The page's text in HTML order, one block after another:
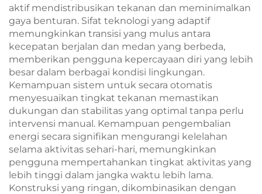
aktif mendistribusikan tekanan dan meminimalkan
gaya benturan. Sifat teknologi yang adaptif
memungkinkan transisi yang mulus antara
kecepatan berjalan dan medan yang berbeda,
memberikan pengguna kepercayaan diri yang lebih
besar dalam berbagai kondisi lingkungan.
Kemampuan sistem untuk secara otomatis
menyesuaikan tingkat tekanan memastikan
dukungan dan stabilitas yang optimal tanpa perlu
intervensi manual. Kemampuan pengembalian
energi secara signifikan mengurangi kelelahan
selama aktivitas sehari-hari, memungkinkan
pengguna mempertahankan tingkat aktivitas yang
lebih tinggi dalam jangka waktu lebih lama.
Konstruksi yang ringan, dikombinasikan dengan